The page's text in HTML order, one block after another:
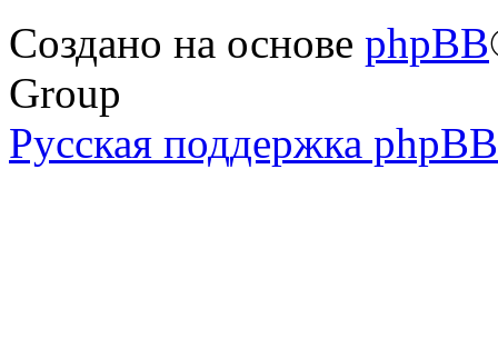
Создано на основе phpBB
Group
Русская поддержка phpBB